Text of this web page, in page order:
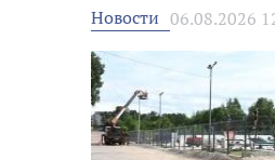
Новости 06.08.2026